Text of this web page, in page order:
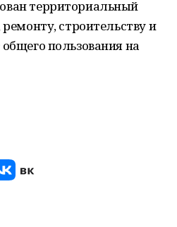
территориальный
строительству и
пользования на